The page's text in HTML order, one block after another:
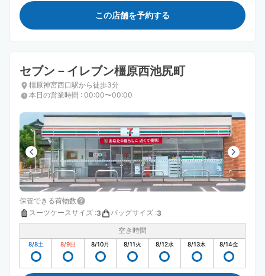
この店舗を予約する
セブン－イレブン橿原西池尻町
橿原神宮西口駅から徒歩3分
本日の営業時間 : 00:00〜00:00
保管できる荷物数
スーツケースサイズ :3 バッグサイズ :3
空き時間
8/8土 8/9日 8/10月 8/11火 8/12水 8/13木 8/14金